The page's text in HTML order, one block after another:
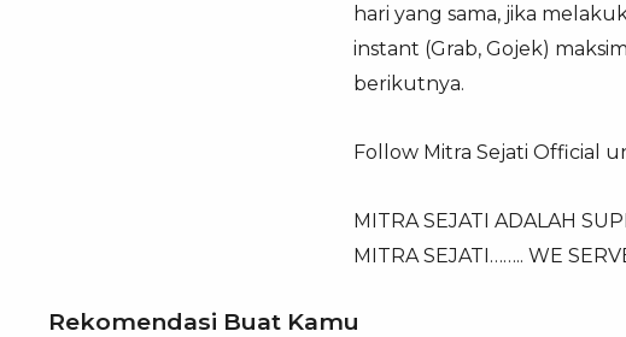
hari yang sama, jika
instant (Grab, Gojek)
berikutnya.
Follow Mitra Sejati Official
MITRA SEJATI ADALAH
MITRA SEJATI…….. WE
Rekomendasi Buat Kamu